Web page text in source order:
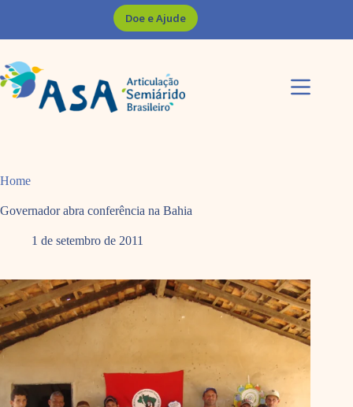
Doe e Ajude
Home
Governador abra conferência na Bahia
1 de setembro de 2011